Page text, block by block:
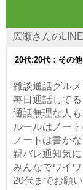
広瀬さんの
20代:20代：その他
雑談通話グル
毎日通話してる
通話無理な人
ルールはノー
ノートは書か
親バレ通知気
みんなでワイワ
20代までお願い